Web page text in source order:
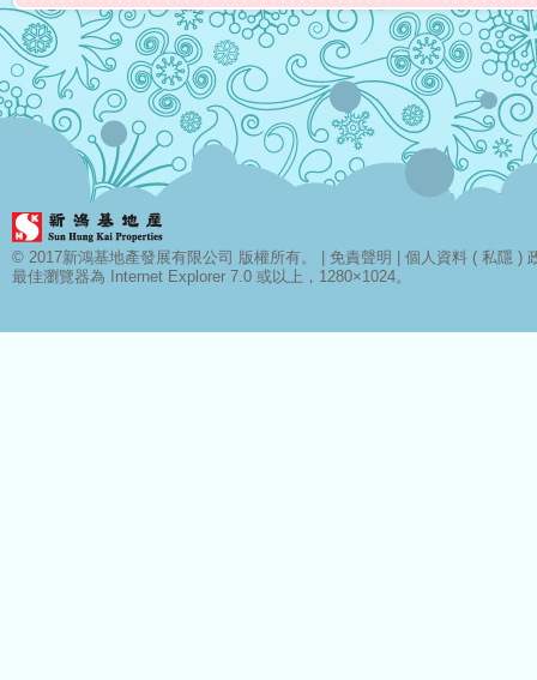
© 2017新鴻基地產發展有限公司 版權所有。 | 免責聲明
個人資料 ( 私隱 )
最佳瀏覽器為 Internet Explorer 7.0 或以上，1280×1024。